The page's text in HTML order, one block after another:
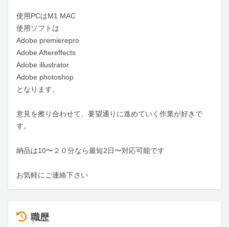
使用PCはM1 MAC
使用ソフトは
Adobe premierepro
Adobe Aftereffects
Adobe illustrator
Adobe photoshop
となります。
意見を擦り合わせて、要望通りに進めていく作業が好きで
す。
納品は10〜２０分なら最短2日〜対応可能です
お気軽にご連絡下さい
職歴